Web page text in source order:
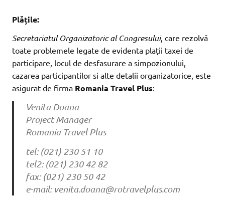
Plățile:
Secretariatul Organizatoric al Congresului, care rezolvă
toate problemele legate de evidenta plații taxei de
participare, locul de desfasurare a simpozionului,
cazarea participantilor si alte detalii organizatorice, este
asigurat de firma Romania Travel Plus:
Venita Doana
Project Manager
Romania Travel Plus
tel: (021) 230 51 10
tel2: (021) 230 42 82
fax: (021) 230 50 42
e-mail: venita.doana@rotravelplus.com